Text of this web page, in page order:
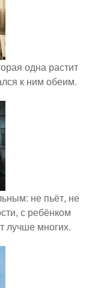
одна растит
к ним обеим.
не пьёт, не
с ребёнком
лучше многих.